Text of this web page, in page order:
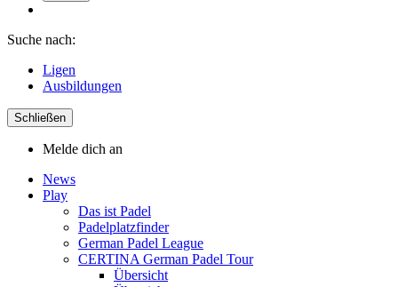
Suche nach:
Ligen
Ausbildungen
Schließen
Melde dich an
News
Play
Das ist Padel
Padelplatzfinder
German Padel League
CERTINA German Padel Tour
Übersicht